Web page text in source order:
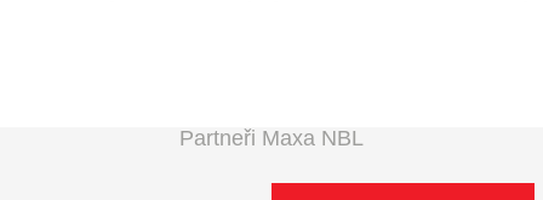
Partneři Maxa NBL